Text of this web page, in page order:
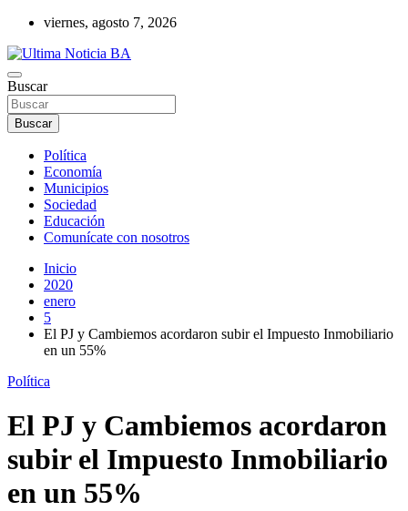
Saltar
contenido
viernes, agosto 7, 2026
Ultima Noticia BA
Últimas noticias de la provincia de Buenos Aires y del partido de La
Matanza en nuestro portal de noticias. Mantente informado sobre
política, economía, sociedad y mucho más.
Buscar
Buscar
Política
Economía
Municipios
Sociedad
Educación
Comunícate con nosotros
Inicio
2020
enero
5
El PJ y Cambiemos acordaron subir el Impuesto Inmobiliario
en un 55%
Política
El PJ y Cambiemos acordaron
subir el Impuesto Inmobiliario
en un 55%